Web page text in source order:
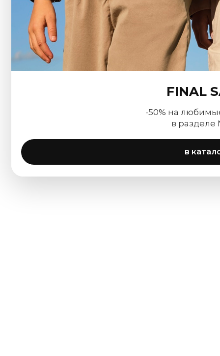
FINAL
-50% на
в разделе
в